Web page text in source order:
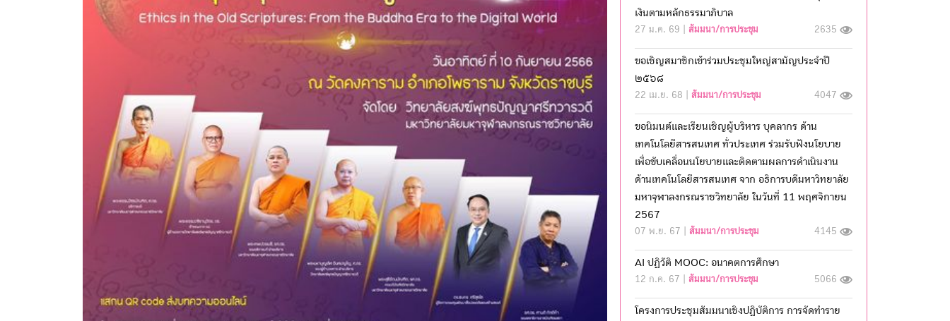
เงินตามหลักธรรมาภิบาล
27 ม.ค. 69 | สัมมนา/การประชุม 2635
ขอเชิญสมาชิกเข้าร่วมประชุมใหญ่สามัญประจำปี
๒๕๖๘
22 เม.ย. 68 | สัมมนา/การประชุม 4047
ขอนิมนต์และเรียนเชิญผู้บริหาร บุคลากร ด้าน
เทคโนโลยีสารสนเทศ ทั่วประเทศ ร่วมรับฟังนโยบาย
เพื่อขับเคลื่อนนโยบายและติดตามผลการดำเนินงาน
ด้านเทคโนโลยีสารสนเทศ จาก อธิการบดีมหาวิทยาลัย
มหาจุฬาลงกรณราชวิทยาลัย ในวันที่ 11 พฤศจิกายน
2567
07 พ.ย. 67 | สัมมนา/การประชุม 4145
AI ปฏิวัติ MOOC: อนาคตการศึกษา
12 ก.ค. 67 | สัมมนา/การประชุม 5066
โครงการประชุมสัมมนาเชิงปฎิบัติการ การจัดทำราย